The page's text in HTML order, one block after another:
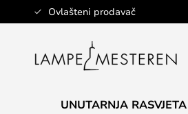
Ovlašteni prodavač
Skip
to
UNUTARNJA RASVJETA